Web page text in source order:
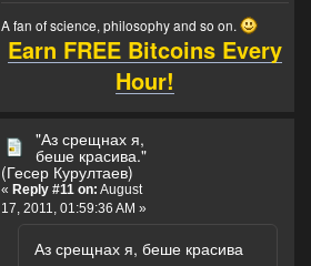
A fan of science, philosophy and so on.
Earn FREE Bitcoins Every
Hour!
"Аз срещнах я,
беше красива."
(Гесер Курултаев)
« Reply #11 on: August
17, 2011, 01:59:36 AM »
Аз срещнах я, беше красива